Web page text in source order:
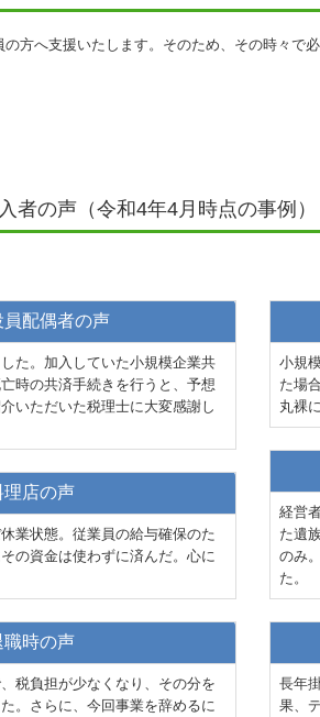
方へ支援いたします。そのため、その時々で
者の声（令和4年4月時点の事例）
配偶者の声
た。加入していた小規模企業共
時の共済手続きを行うと、予想
いただいた税理士に大変感謝し
理店の声
業状態。従業員の給与確保のた
の資金は使わずに済んだ。心に
職時の声
税負担が少なくなり、その分を
。さらに、今回事業を辞めるに
小規
た場
丸裸
経営
た遺
のみ
た。
長年
果、